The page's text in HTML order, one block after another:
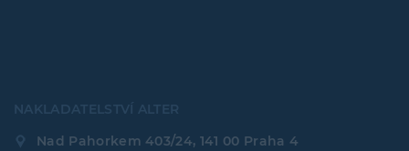
NAKLADATELSTVÍ ALTER
Nad Pahorkem 403/24, 141 00 Praha 4